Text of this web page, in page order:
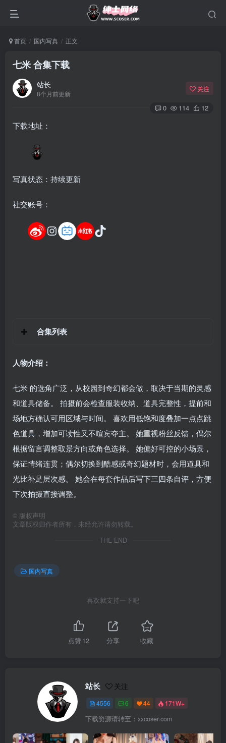
首页 国内写真 正文
七米 合集下载
站长
8个月前更新
关注
0 114 12
下载地址：
写真状态：持续更新
社交账号：
合集列表
人物介绍：
七米 的选角广泛，从校园到奇幻都会做，取决于当期的灵感
和道具储备。 拍摄前会检查服装收纳、道具完整性，提前和
场地方确认可用区域与时间。 喜欢用低饱和度叠加一点点跳
色道具，增加可读性又不喧宾夺主。 她重视粉丝反馈，偶尔
根据留言调整取景方向或角色选择。 她偏好可控的小场景，
保证情绪连贯；偶尔切换到酷感或奇幻题材时，会用道具和
光比补足层次感。 她会在每套作品后写下三四条自评，方便
下次拍摄直接调整。
© 版权声明
文章版权归作者所有，未经允许请勿转载。
THE END
国内写真
喜欢就支持一下吧
点赞12 分享 收藏
站长 关注
4556 6 44 171W+
下载资源请转至：xxcoser.com